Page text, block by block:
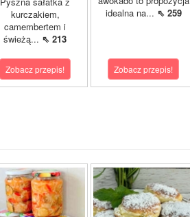
kurczakiem,
camembertem i
świeżą... ⇖ 213
Zobacz przepis!
idealna na... ⇖ 259
Zobacz przepis!